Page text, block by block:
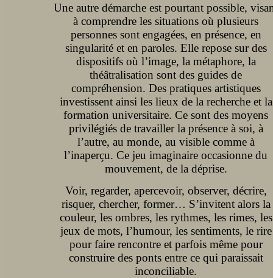
Une autre démarche est pourtant possible,
à comprendre les situations où plusieurs
personnes sont engagées, en présence, en
singularité et en paroles. Elle repose sur des
dispositifs où l’image, la métaphore, la
théâtralisation sont des guides de
compréhension. Des pratiques artistiques
investissent ainsi les lieux de la recherche et la
formation universitaire. Ce sont des moyens
privilégiés de travailler la présence à soi, à
l’autre, au monde, au visible comme à
l’inaperçu. Ce jeu imaginaire occasionne du
mouvement, de la déprise.
Voir, regarder, apercevoir, observer, décrire,
risquer, chercher, former… S’invitent alors la
couleur, les ombres, les rythmes, les rimes, les
jeux de mots, l’humour, les sentiments, le rire
pour faire rencontre et parfois même pour
construire des ponts entre ce qui paraissait
inconciliable.